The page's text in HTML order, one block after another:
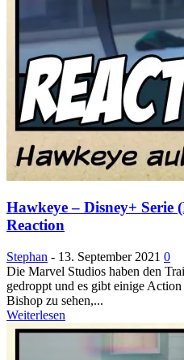
Hawkeye – Disney+
Reaction
Stephan - 13. September 2021 0
Die Marvel Studios haben den
gedroppt und es gibt einige
Bishop zu sehen,...
Weiterlesen